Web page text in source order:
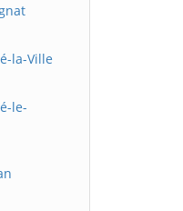
la-Ville
le-